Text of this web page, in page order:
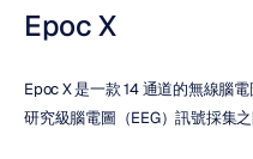
Epoc X
Epoc X 是一款 14 通道的無線腦
研究級腦電圖（EEG）訊號採集